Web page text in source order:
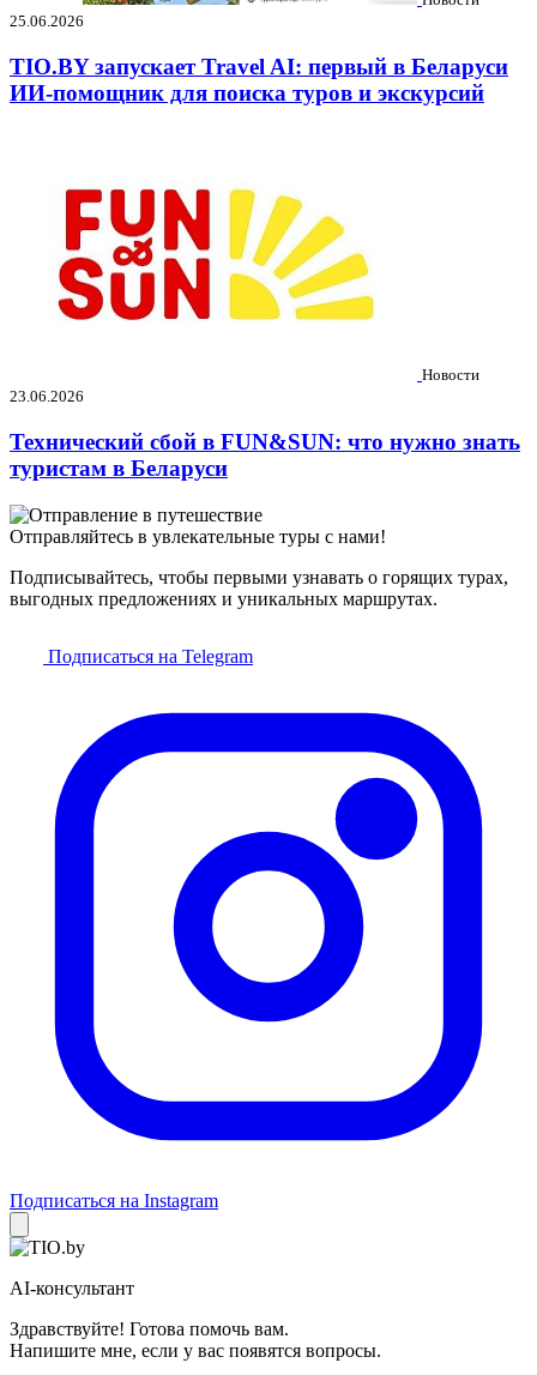
25.06.2026
TIO.BY запускает Travel AI: первый в Беларуси
ИИ-помощник для поиска туров и экскурсий
Новости
23.06.2026
Технический сбой в FUN&SUN: что нужно знать
туристам в Беларуси
Отправляйтесь в увлекательные туры с нами!
Подписывайтесь, чтобы первыми узнавать о горящих турах,
выгодных предложениях и уникальных маршрутах.
Подписаться на Telegram
Подписаться на Instagram
AI-консультант
Здравствуйте! Готова помочь вам.
Напишите мне, если у вас появятся вопросы.